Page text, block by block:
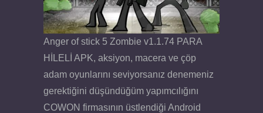
Anger of stick 5 Zombie v1.1.74 PARA
HİLELİ APK, aksiyon, macera ve çöp
adam oyunlarını seviyorsanız denemeniz
gerektiğini düşündüğüm yapımcılığını
COWON firmasının üstlendiği Android